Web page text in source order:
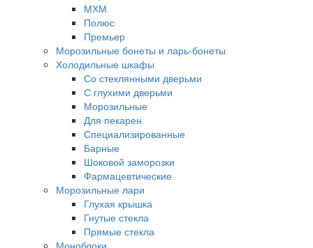
МХМ
Полюс
Премьер
Морозильные бонеты и ларь-бонеты
Холодильные шкафы
Со стеклянными дверьми
С глухими дверьми
Морозильные
Для пекарен
Специализированные
Барные
Шоковой заморозки
Фармацевтические
Морозильные лари
Глухая крышка
Гнутые стекла
Прямые стекла
Моноблоки